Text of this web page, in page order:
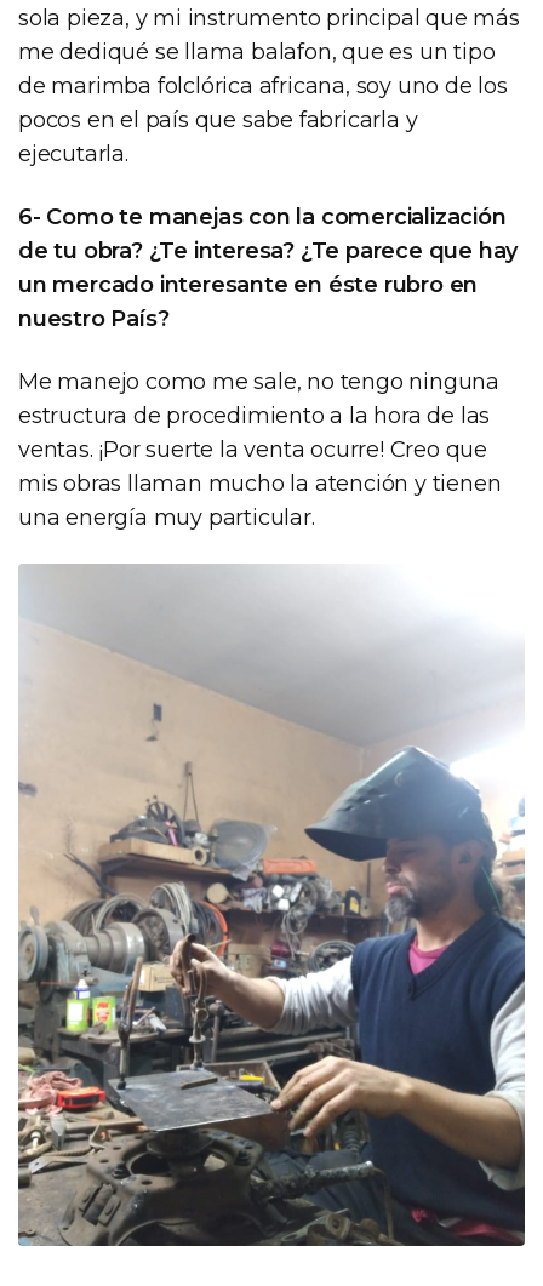
sola pieza, y mi instrumento principal que más
me dediqué se llama balafon, que es un tipo
de marimba folclórica africana, soy uno de los
pocos en el país que sabe fabricarla y
ejecutarla.
6- Como te manejas con la comercialización
de tu obra? ¿Te interesa? ¿Te parece que hay
un mercado interesante en éste rubro en
nuestro País?
Me manejo como me sale, no tengo ninguna
estructura de procedimiento a la hora de las
ventas. ¡Por suerte la venta ocurre! Creo que
mis obras llaman mucho la atención y tienen
una energía muy particular.